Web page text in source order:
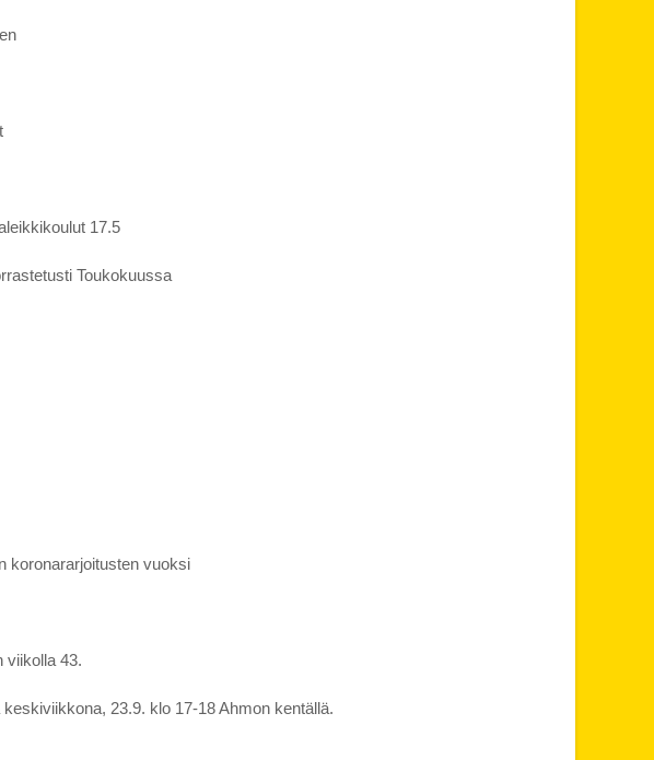
17.5
Toukokuussa
koronararjoitusten vuoksi
viikolla 43.
23.9. klo 17-18 Ahmon kentällä.